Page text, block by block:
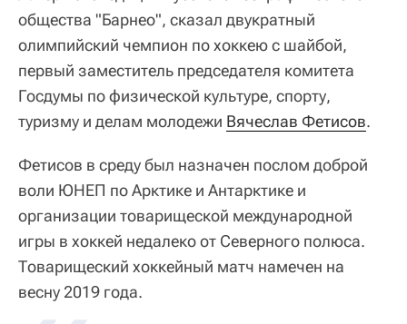
общества "Барнео", сказал двукратный
олимпийский чемпион по хоккею с шайбой,
первый заместитель председателя комитета
Госдумы по физической культуре, спорту,
туризму и делам молодежи Вячеслав Фетисов.
Фетисов в среду был назначен послом доброй
воли ЮНЕП по Арктике и Антарктике и
организации товарищеской международной
игры в хоккей недалеко от Северного полюса.
Товарищеский хоккейный матч намечен на
весну 2019 года.